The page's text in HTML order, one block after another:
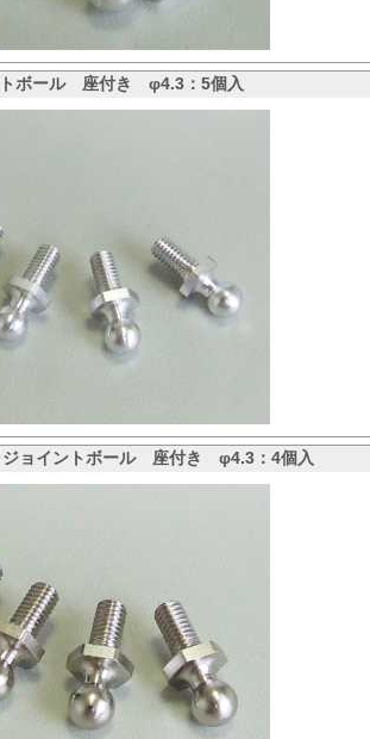
トボール 座付き φ4.3：5個入
ジョイントボール 座付き φ4.3：4個入